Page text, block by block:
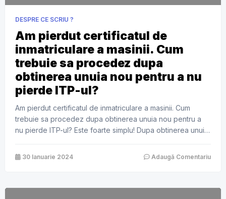
DESPRE CE SCRIU ?
Am pierdut certificatul de
inmatriculare a masinii. Cum
trebuie sa procedez dupa
obtinerea unuia nou pentru a nu
pierde ITP-ul?
Am pierdut certificatul de inmatriculare a masinii. Cum
trebuie sa procedez dupa obtinerea unuia nou pentru a
nu pierde ITP-ul? Este foarte simplu! Dupa obtinerea unui
valabil, iar acestia au obligatia sa iti elibereze un duplicat
contra unei taxe care este de regula modica. Daca […]
30 Ianuarie 2024 Adaugă Comentariu